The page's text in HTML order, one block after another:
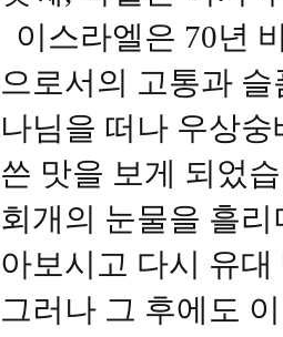
이스라엘은 70년
으로서의 고통과
나님을 떠나 우상
쓴 맛을 보게 되었
회개의 눈물을 흘
아보시고 다시 유
그러나 그 후에도